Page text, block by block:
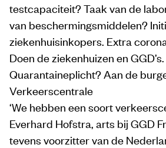
testcapaciteit? Taak van de
van beschermingsmiddelen?
ziekenhuisinkopers. Extra
Doen de ziekenhuizen en GGD’s.
Quarantaineplicht? Aan de
Verkeerscentrale
‘We hebben een soort
Everhard Hofstra, arts bij GGD
tevens voorzitter van de